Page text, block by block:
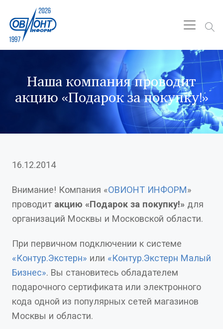
Наша компания проводит
акцию «Подарок за покупку!»
16.12.2014
Внимание! Компания « ОВИОНТ ИНФОРМ»
проводит акцию «Подарок за покупку!» для
организаций Москвы и Московской области.
При первичном подключении к системе
«Контур.Экстерн» или «Контур.Экстерн Малый
Бизнес». Вы становитесь обладателем
подарочного сертификата или электронного
кода одной из популярных сетей магазинов
Москвы и области.